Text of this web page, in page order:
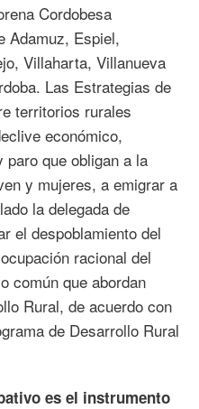
Cordobesa
Adamuz, Espiel,
Villaharta, Villanueva
Las Estrategias de
territorios rurales
económico,
que obligan a la
y mujeres, a emigrar a
la delegada de
el despoblamiento del
racional del
común que abordan
Rural, de acuerdo con
de Desarrollo Rural
es el instrumento